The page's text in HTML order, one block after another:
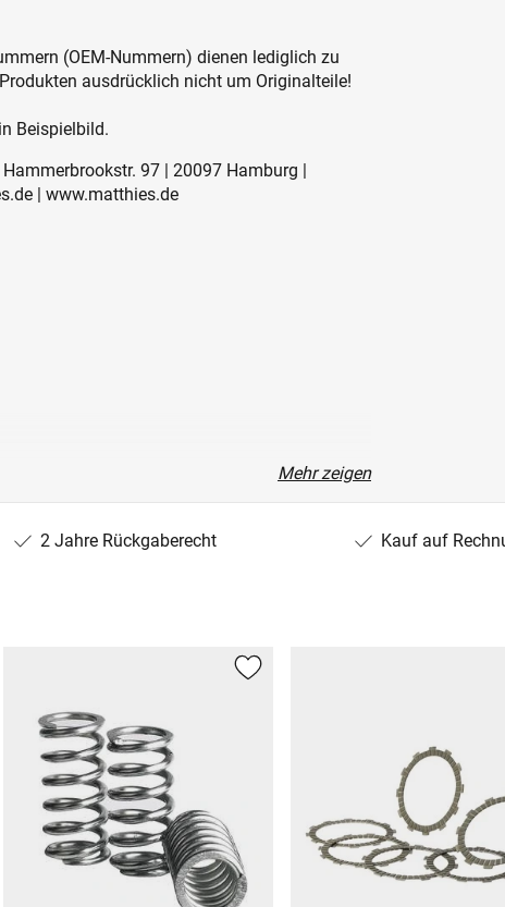
(OEM-Nummern) dienen lediglich zu
ausdrücklich nicht um Originalteile!
Beispielbild.
97 | 20097 Hamburg |
| www.matthies.de
Mehr zeigen
2 Jahre Rückgaberecht Kauf auf